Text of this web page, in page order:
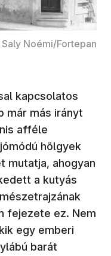
Saly Noémi/Fortepan
kapcsolatos
már más irányt
afféle
hölgyek
mutatja, ahogyan
a kutyás
fejezete ez. Nem
egy emberi
barát